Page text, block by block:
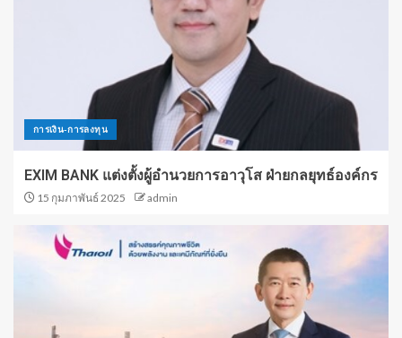
การเงิน-การลงทุน
EXIM BANK แต่งตั้งผู้อำนวยการอาวุโส ฝ่ายกลยุทธ์องค์กร
15 กุมภาพันธ์ 2025 admin